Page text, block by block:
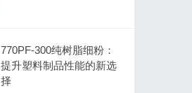
770PF-300纯树脂细粉：
提升塑料制品性能的新选
择